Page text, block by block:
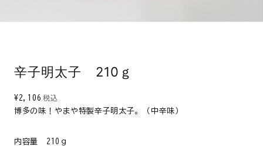
辛子明太子 210ｇ
¥2,106 税込
博多の味！やまや特製辛子明太子。（中辛味）
内容量 210ｇ